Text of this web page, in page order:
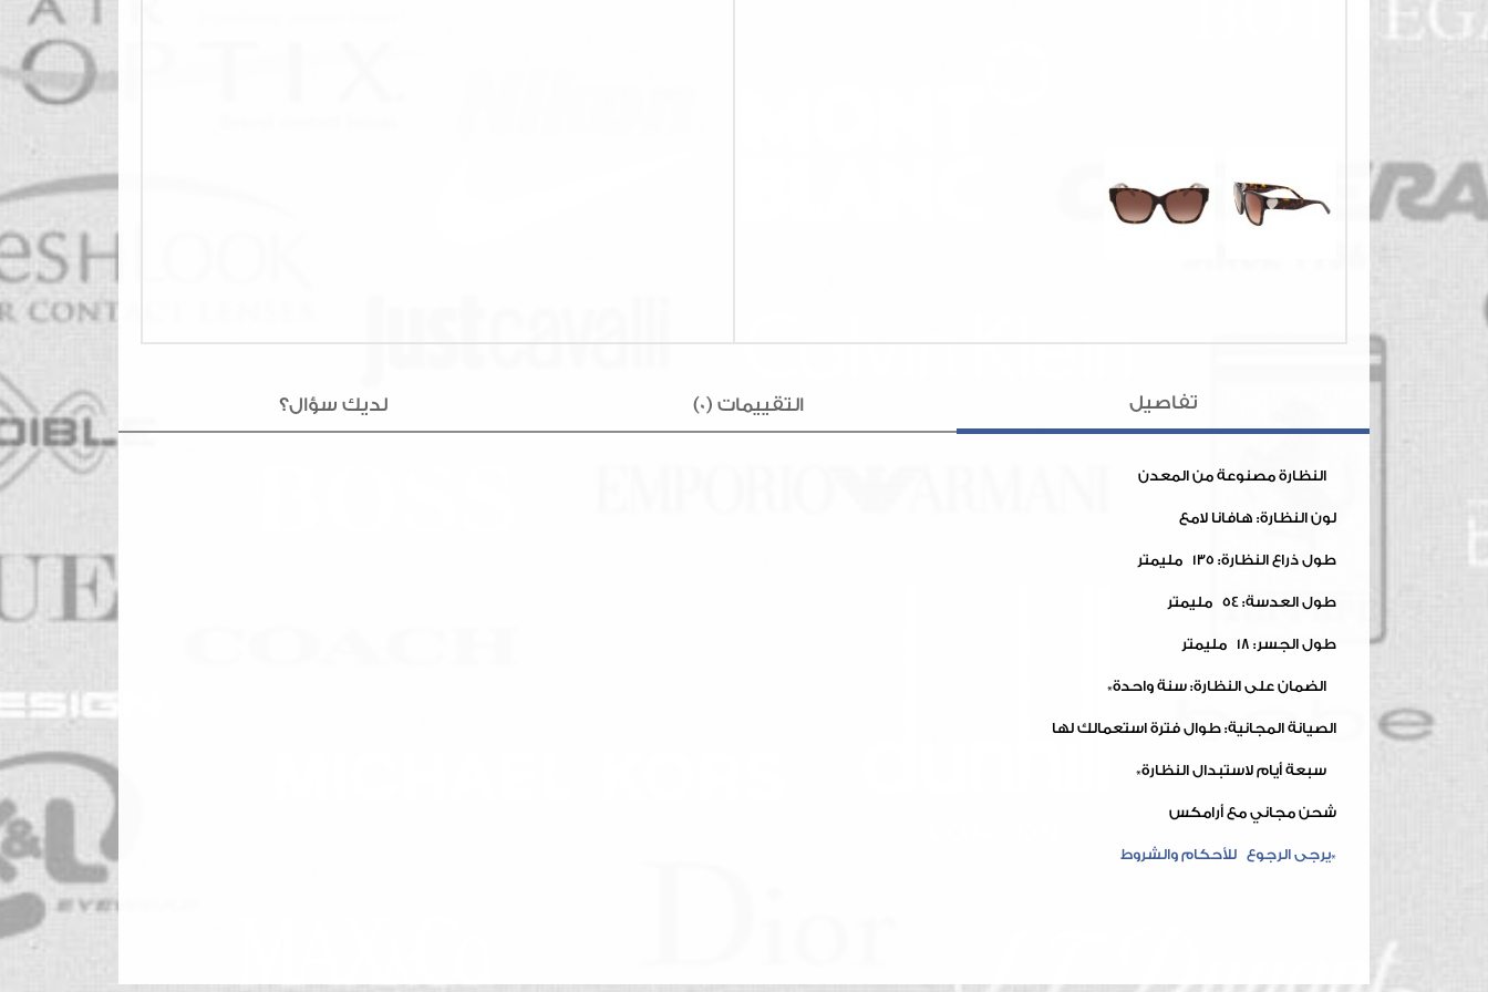
تفاصيل التقييمات (0) لديك سؤال؟
النظارة مصنوعة من المعدن
لون النظارة: هافانا لامع
طول ذراع النظارة: 135 مليمتر
طول العدسة: 54 مليمتر
طول الجسر: 18 مليمتر
الضمان على النظارة: سنة واحدة*
الصيانة المجانية: طوال فترة استعمالك لها
سبعة أيام لاستبدال النظارة*
شحن مجاني مع أرامكس
*يرجى الرجوع للأحكام والشروط